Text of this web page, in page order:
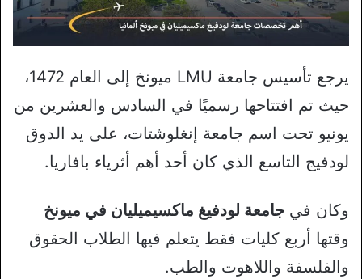
يرجع تأسيس جامعة LMU ميونخ إلى العام 1472،
حيث تم افتتاحها رسميًا في السادس والعشرين من
يونيو تحت اسم جامعة إنغلوشتات، على يد الدوق
لودفيج التاسع الذي كان أحد أهم أثرياء بافاريا.
وكان في جامعة لودفيغ ماكسيميليان في ميونخ
وقتها أربع كليات فقط يتعلم فيها الطلاب الحقوق
والفلسفة واللاهوت والطب.